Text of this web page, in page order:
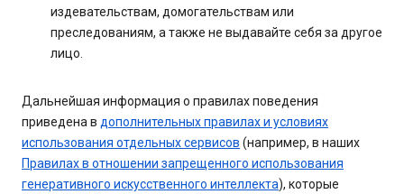
издевательствам, домогательствам или
преследованиям, а также не выдавайте себя за другое
лицо.
Дальнейшая информация о правилах поведения
приведена в дополнительных правилах и условиях
использования отдельных сервисов (например, в наших
Правилах в отношении запрещенного использования
генеративного искусственного интеллекта), которые